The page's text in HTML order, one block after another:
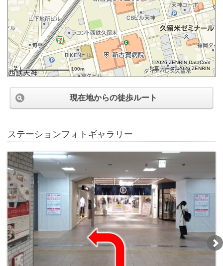
100m
©2026 ZENRIN DataCom
地図データ©2026 ZENRIN
現在地からの徒歩ルート
ステーションフォトギャラリー